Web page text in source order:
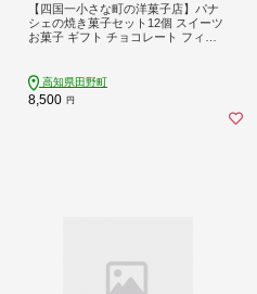
【四国一小さな町の洋菓子店】パナ
シェの焼き菓子セット12個 スイーツ
お菓子 ギフト チョコレート フィナ
お礼 手土産 焼き菓子セット 洋菓子
冷蔵
高知県田野町
8,500 円